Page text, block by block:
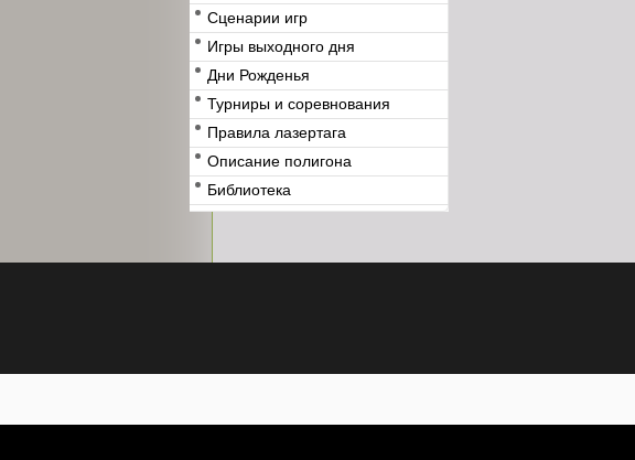
Сценарии игр
Игры выходного дня
Дни Рожденья
Турниры и соревнования
Правила лазертага
Описание полигона
Библиотека